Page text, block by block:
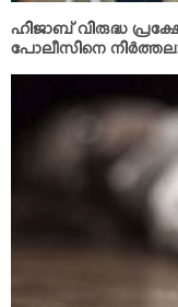
ഹിജാബ് വിരുദ്ധ
പോലീസിനെ